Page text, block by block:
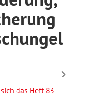
das Heft 83